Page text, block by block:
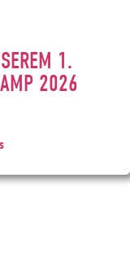
1.
2026